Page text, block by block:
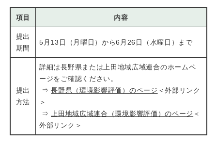
項目 内容
提出
期間
5月13日（月曜日）から6月26日（水曜日）まで
提出
方法
詳細は長野県または上田地域広域連合のホームペ
ージをご確認ください。
⇒長野県（環境影響評価）のページ ＜外部リンク
＞
⇒
上田地域広域連合（環境影響評価）のページ ＜
外部リンク＞